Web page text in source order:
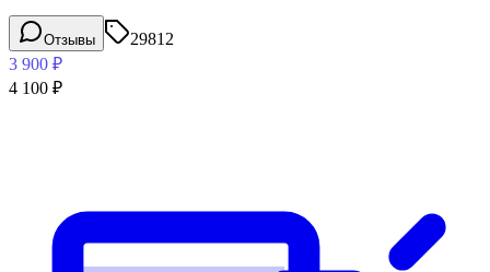
Отзывы
29812
3 900 ₽
4 100 ₽